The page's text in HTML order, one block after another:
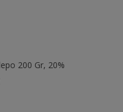
200 Gr, 20%
De Oliva.